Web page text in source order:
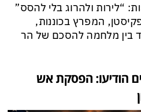
“לירות ולהרוג בלי להסס”
המפרץ בכוננות,
בין מלחמה להסכם של הר
הודיעו: הפסקת אש